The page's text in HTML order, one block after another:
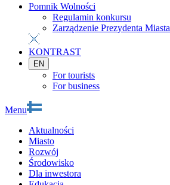
Pomnik Wolności
Regulamin konkursu
Zarządzenie Prezydenta Miasta
KONTRAST
EN
For tourists
For business
Menu
Aktualności
Miasto
Rozwój
Środowisko
Dla inwestora